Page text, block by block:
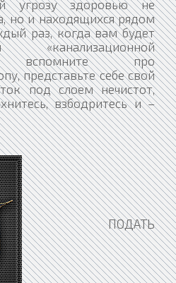
ПОДАТЬ